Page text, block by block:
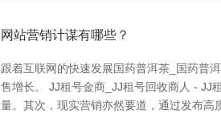
网站营销计谋有哪些？
跟着互联网的快速发展国药普洱茶_国药普
售增长。 JJ租号金商_JJ租号回收商人 - JJ
量。其次，现实营销亦然要道，通过发布